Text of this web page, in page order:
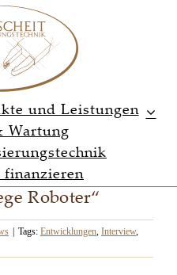
und Leistungen
Wartung
Roboter“
Tags: Entwicklungen, Interview,